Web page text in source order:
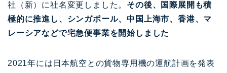
社（新）に社名変更しました。 その後、国際展開も積
極的に推進し、シンガポール、中国上海市、香港、マ
レーシアなどで宅急便事業を開始しました
2021年には日本航空との貨物専用機の運航計画を発表